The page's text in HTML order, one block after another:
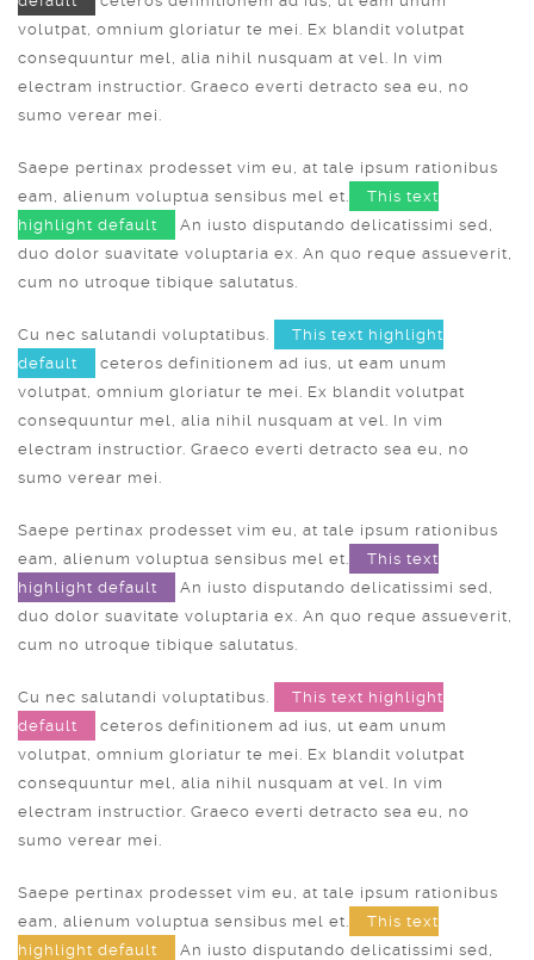
volutpat, omnium gloriatur te mei. Ex blandit volutpat
consequuntur mel, alia nihil nusquam at vel. In vim
electram instructior. Graeco everti detracto sea eu, no
sumo verear mei.
Saepe pertinax prodesset vim eu, at tale ipsum rationibus
eam, alienum voluptua sensibus mel et.
This text
highlight default
An iusto disputando delicatissimi sed,
duo dolor suavitate voluptaria ex. An quo reque assueverit,
cum no utroque tibique salutatus.
Cu nec salutandi voluptatibus.
This text highlight
default
ceteros definitionem ad ius, ut eam unum
volutpat, omnium gloriatur te mei. Ex blandit volutpat
consequuntur mel, alia nihil nusquam at vel. In vim
electram instructior. Graeco everti detracto sea eu, no
sumo verear mei.
Saepe pertinax prodesset vim eu, at tale ipsum rationibus
eam, alienum voluptua sensibus mel et.
This text
highlight default
An iusto disputando delicatissimi sed,
duo dolor suavitate voluptaria ex. An quo reque assueverit,
cum no utroque tibique salutatus.
Cu nec salutandi voluptatibus.
This text highlight
default
ceteros definitionem ad ius, ut eam unum
volutpat, omnium gloriatur te mei. Ex blandit volutpat
consequuntur mel, alia nihil nusquam at vel. In vim
electram instructior. Graeco everti detracto sea eu, no
sumo verear mei.
Saepe pertinax prodesset vim eu, at tale ipsum rationibus
eam, alienum voluptua sensibus mel et.
This text
highlight default
An iusto disputando delicatissimi sed,